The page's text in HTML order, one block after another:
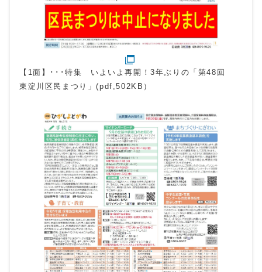
【1面】･･･特集 いよいよ再開！3年ぶりの「第48回
東淀川区民まつり」(pdf,502KB）